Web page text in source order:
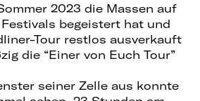
2023 die Massen auf
begeistert hat und
Tour restlos ausverkauft
die “Einer von Euch Tour”
seiner Zelle aus konnte